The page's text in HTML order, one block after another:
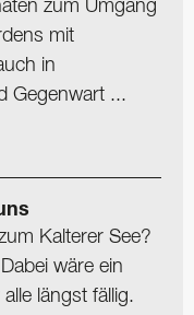
zum Umgang
mit
in
Gegenwart ...
Kalterer See?
wäre ein
längst fällig.